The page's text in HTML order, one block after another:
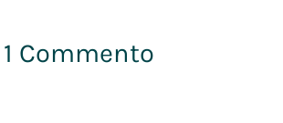
1 Commento